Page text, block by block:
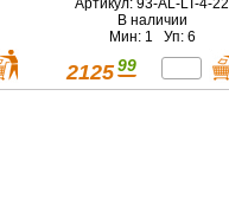
Артикул: 93-AL-LT-4-22
В наличии
Мин: 1 Уп: 6
2125 99